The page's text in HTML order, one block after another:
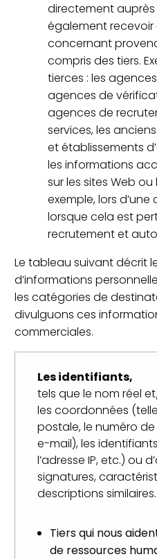
directement
également
concernant
compris des tiers.
tierces : les
agences de
agences de
services, les
et établissements
les informations
sur les sites Web
exemple, lors
lorsque cela est
recrutement et
Le tableau suivant décrit
d’informations
les catégories de
divulguons ces
commerciales.
Les identifiants,
tels que le nom réel
les coordonnées
postale, le numéro
e-mail), les
l’adresse IP, etc.) ou
signatures,
descriptions similaires.
Tiers qui nous
de ressources